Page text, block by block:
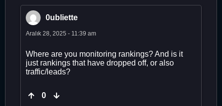
0ubliette
Aralık 28, 2025 - 11:39 am
Where are you monitoring rankings? And is it
just rankings that have dropped off, or also
traffic/leads?
0